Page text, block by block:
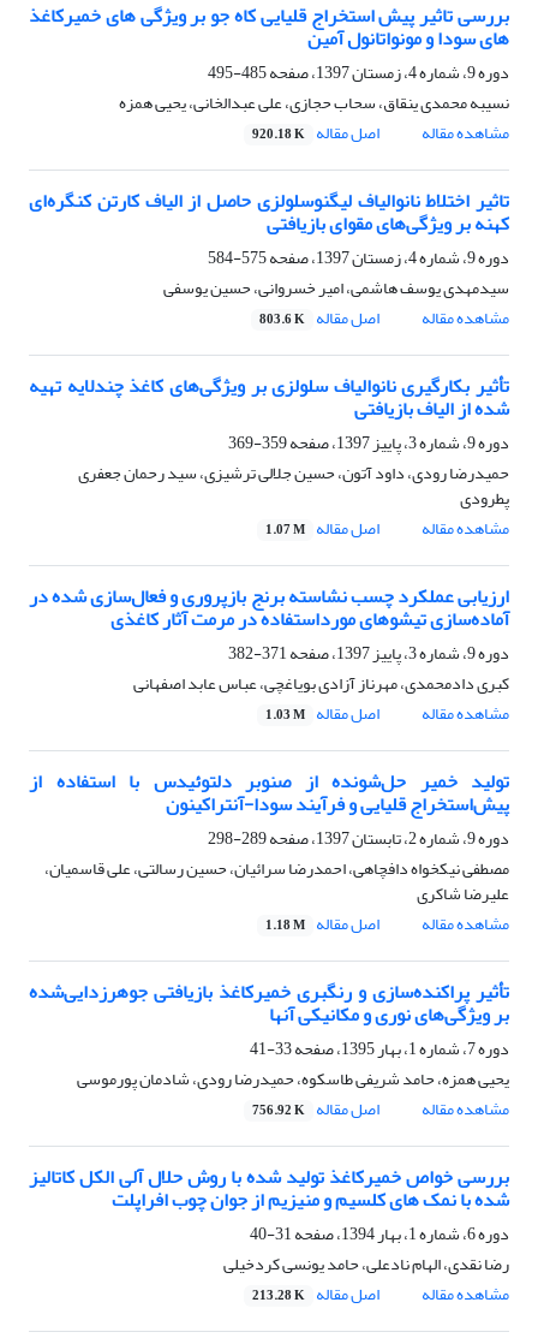
بررسی تاثیر پیش استخراج قلیایی کاه جو بر ویژگی های خمیرکاغذ
های سودا و مونواتانول آمین
دوره 9، شماره 4، زمستان 1397، صفحه
485-495
نسیبه محمدی ینقاق، سحاب حجازی، علی عبدالخانی، یحیی همزه
مشاهده مقاله
اصل مقاله 920.18 K
تاثیر اختلاط نانوالیاف لیگنوسلولزی حاصل از الیاف کارتن‌ کنگره‌ای
کهنه بر ویژگی‌های مقوای بازیافتی
دوره 9، شماره 4، زمستان 1397، صفحه
575-584
سیدمهدی یوسف هاشمی، امیر خسروانی، حسین یوسفی
مشاهده مقاله
اصل مقاله 803.6 K
تأثیر بکارگیری نانوالیاف سلولزی بر ویژگی‌های کاغذ چندلایه تهیه
شده از الیاف بازیافتی
دوره 9، شماره 3، پاییز 1397، صفحه
359-369
حمیدرضا رودی، داود آتون، حسین جلالی ترشیزی، سید رحمان جعفری
پطرودی
مشاهده مقاله
اصل مقاله 1.07 M
ارزیابی عملکرد چسب نشاسته برنج بازپروری و فعال‌سازی شده در
آماده‌سازی تیشوهای مورداستفاده در مرمت آثار کاغذی
دوره 9، شماره 3، پاییز 1397، صفحه
371-382
کبری دادمحمدی، مهرناز آزادی بویاغچی، عباس عابد اصفهانی
مشاهده مقاله
اصل مقاله 1.03 M
تولید خمیر حل‌شونده از صنوبر دلتوئیدس با استفاده از
پیش‌استخراج قلیایی و فرآیند سودا-آنتراکینون
دوره 9، شماره 2، تابستان 1397، صفحه
289-298
مصطفی نیکخواه دافچاهی، احمدرضا سرائیان، حسین رسالتی، علی قاسمیان،
علیرضا شاکری
مشاهده مقاله
اصل مقاله 1.18 M
تأثیر پراکنده‌سازی و رنگبری خمیرکاغذ بازیافتی جوهرزدایی‌شده
بر ویژگی‌های نوری و مکانیکی آنها
دوره 7، شماره 1، بهار 1395، صفحه
33-41
یحیی همزه، حامد شریفی طاسکوه، حمیدرضا رودی، شادمان پورموسی
مشاهده مقاله
اصل مقاله 756.92 K
بررسی خواص خمیرکاغذ تولید شده با روش حلال آلی الکل کاتالیز
شده با نمک های کلسیم و منیزیم از جوان چوب افراپلت
دوره 6، شماره 1، بهار 1394، صفحه
31-40
رضا نقدی، الهام نادعلی، حامد یونسی کردخیلی
مشاهده مقاله
اصل مقاله 213.28 K